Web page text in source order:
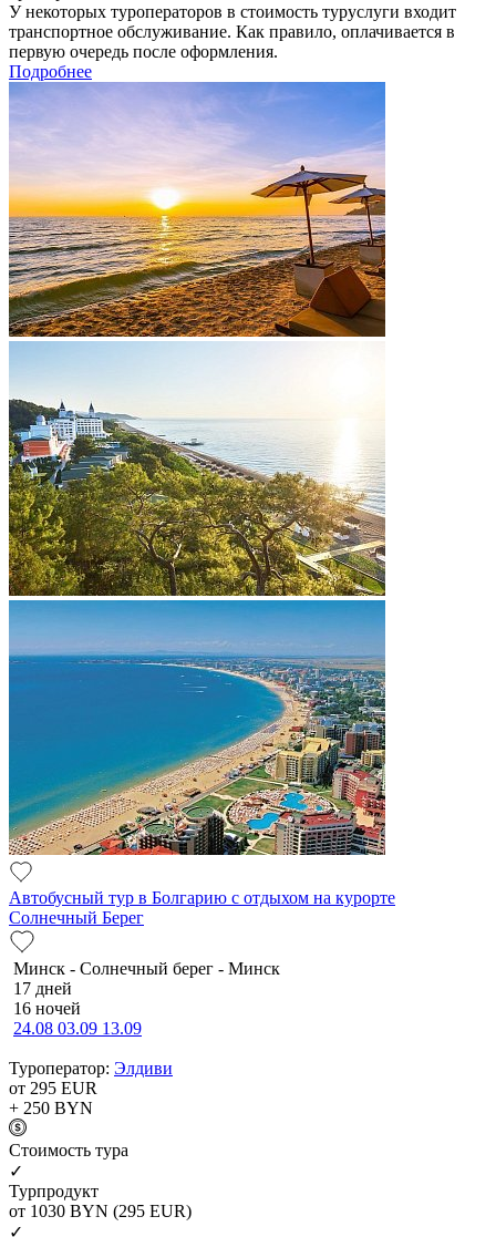
У некоторых туроператоров в стоимость туруслуги входит
транспортное обслуживание. Как правило, оплачивается в
первую очередь после оформления.
Подробнее
Автобусный тур в Болгарию с отдыхом на курорте
Солнечный Берег
Минск - Солнечный берег - Минск
17 дней
16 ночей
24.08 03.09 13.09
Туроператор: Элдиви
от 295 EUR
+ 250 BYN
Cтоимость тура
✓
Турпродукт
от 1030 BYN (295 EUR)
✓